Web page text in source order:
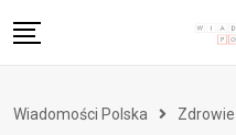
to
Zdrowie i styl życia
Wiadomości Polska